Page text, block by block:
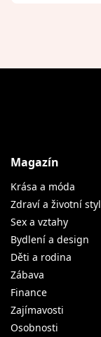
Magazín
Krása a móda
Zdraví a životní styl
Sex a vztahy
Bydlení a design
Děti a rodina
Zábava
Finance
Zajímavosti
Osobnosti